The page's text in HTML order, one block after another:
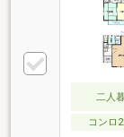
二人
コンロ